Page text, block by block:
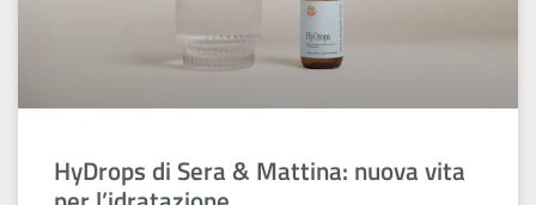
HyDrops di Sera & Mattina: nuova vita